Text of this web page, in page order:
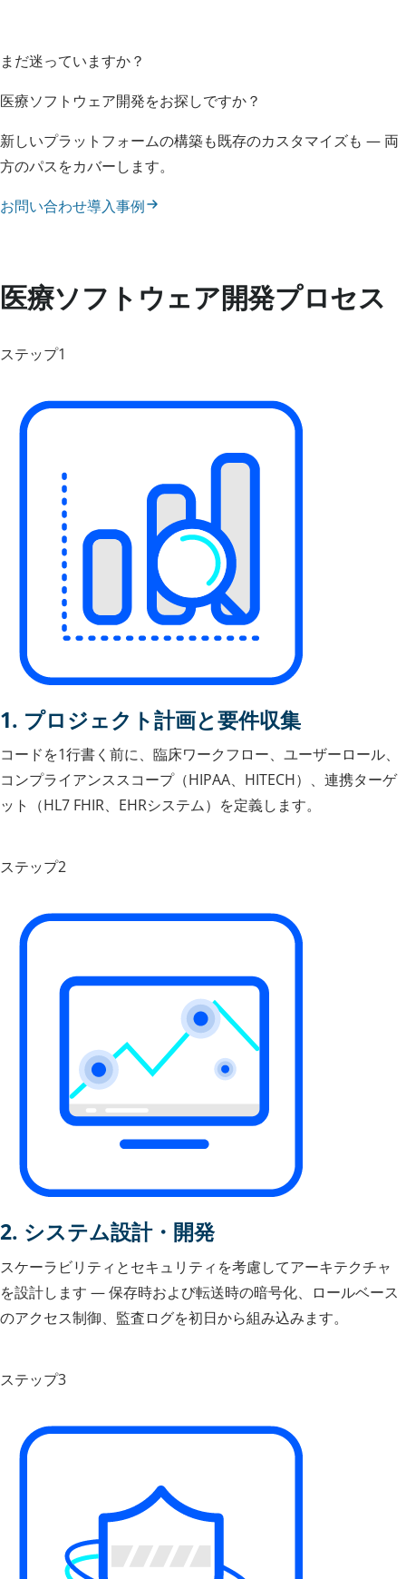
まだ迷っていますか？
医療ソフトウェア開発をお探しですか？
新しいプラットフォームの構築も既存のカスタマイズも — 両
方のパスをカバーします。
お問い合わせ導入事例
医療ソフトウェア開発プロセス
ステップ1
1. プロジェクト計画と要件収集
コードを1行書く前に、臨床ワークフロー、ユーザーロール、
コンプライアンススコープ（HIPAA、HITECH）、連携ターゲ
ット（HL7 FHIR、EHRシステム）を定義します。
ステップ2
2. システム設計・開発
スケーラビリティとセキュリティを考慮してアーキテクチャ
を設計します — 保存時および転送時の暗号化、ロールベース
のアクセス制御、監査ログを初日から組み込みます。
ステップ3